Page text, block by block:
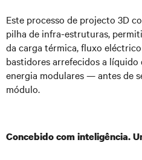
Este processo de projecto 3D
pilha de infra-estruturas,
da carga térmica, fluxo
bastidores arrefecidos a líquido
energia modulares — antes de
módulo.
Concebido com inteligência.